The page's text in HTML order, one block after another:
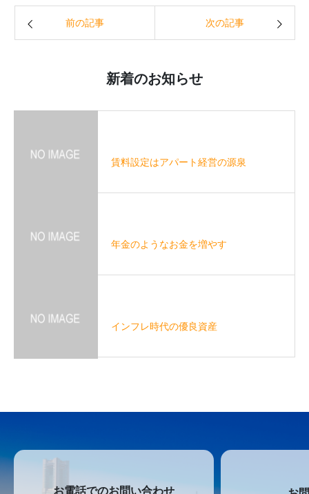
前の記事 次の記事
新着のお知らせ
賃料設定はアパート経営の源泉
年金のようなお金を増やす
インフレ時代の優良資産
お電話でのお問い合わせ